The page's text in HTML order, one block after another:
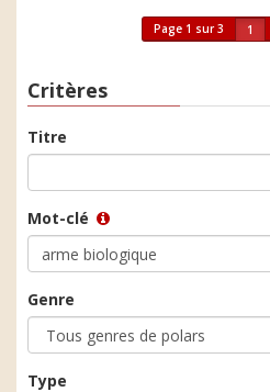
Page 1 sur 3 1
Critères
Titre
Mot-clé
Genre
Type